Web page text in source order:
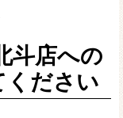
斗店への
ください